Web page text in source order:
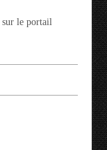
sur le portail